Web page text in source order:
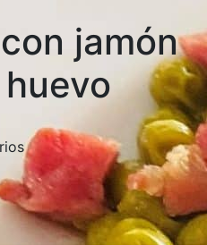
jamón